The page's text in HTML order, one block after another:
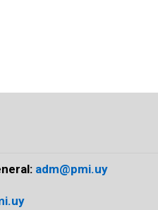
adm@pmi.uy